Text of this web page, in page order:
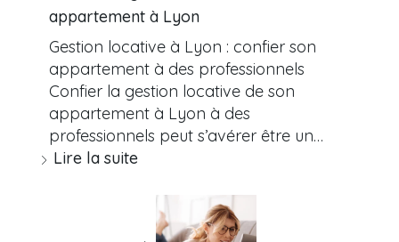
appartement à Lyon
Gestion locative à Lyon : confier son
appartement à des professionnels
Confier la gestion locative de son
appartement à Lyon à des
professionnels peut s’avérer être un…
Lire la suite